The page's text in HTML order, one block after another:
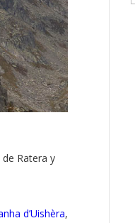
Ratera y
d’Uishèra,